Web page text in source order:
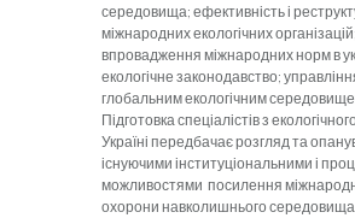
середовища; ефективність і
міжнародних екологічних організацій;
впровадження міжнародних норм в
екологічне законодавство;
глобальним екологічним
Підготовка спеціалістів з
Україні передбачає розгляд та
існуючими інституціональними і
можливостями посилення
охорони навколишнього середовища.